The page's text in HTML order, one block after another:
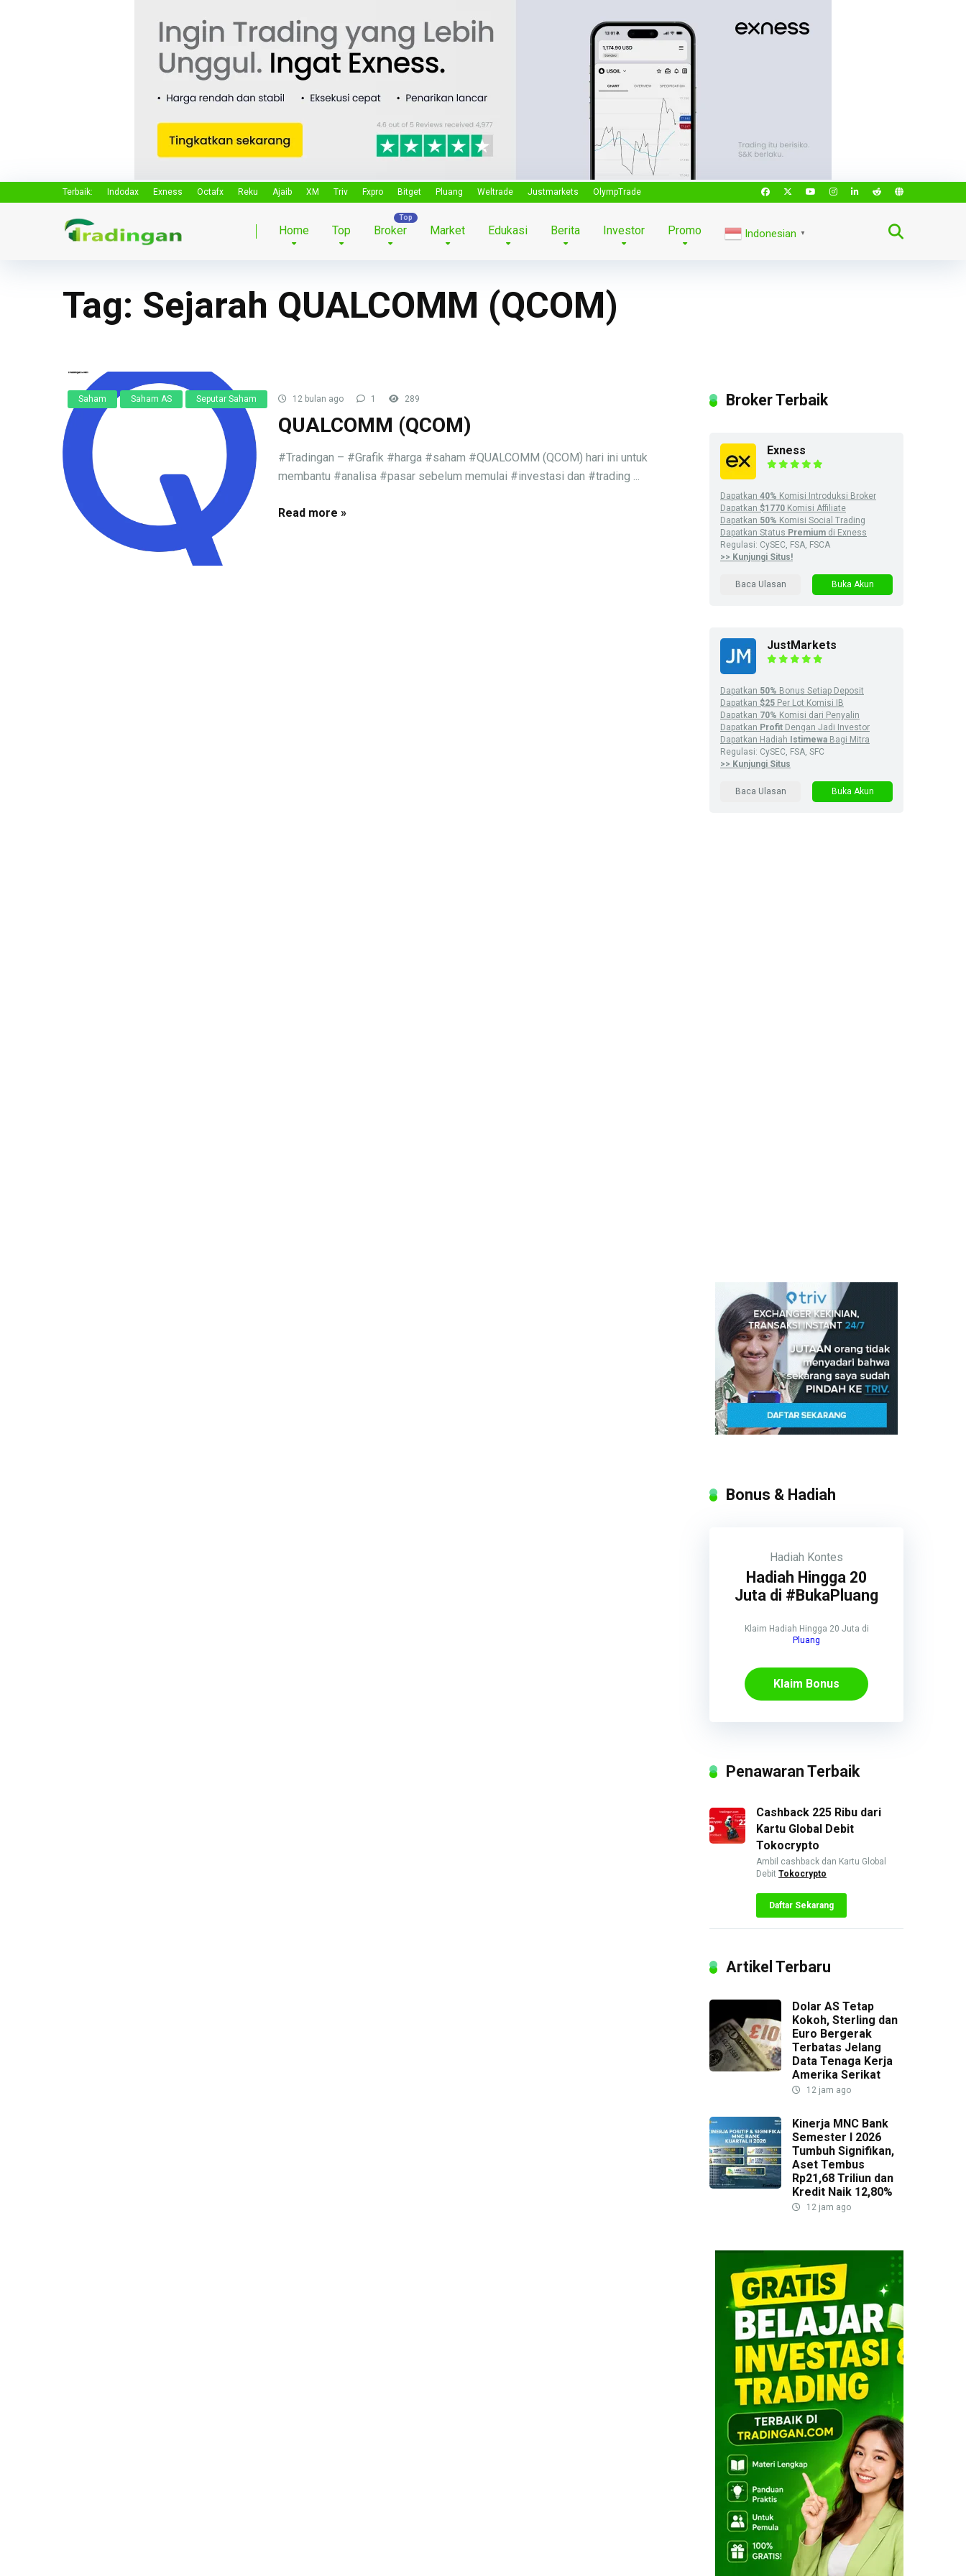
Terbaik: Indodax Exness Octafx Reku Ajaib XM Triv Fxpro Bitget Pluang Weltrade Justmarkets OlympTrade
Home Top Broker Market Edukasi Berita Investor Promo Indonesian ▼
Tag: Sejarah QUALCOMM (QCOM)
Saham Saham AS Seputar Saham 12 bulan ago 1 289
QUALCOMM (QCOM)
#Tradingan – #Grafik #harga #saham #QUALCOMM (QCOM) hari ini untuk
membantu #analisa #pasar sebelum memulai #investasi dan #trading ...
Read more »
Broker Terbaik
Exness
Dapatkan 40% Komisi Introduksi Broker
Dapatkan $1770 Komisi Affiliate
Dapatkan 50% Komisi Social Trading
Dapatkan Status Premium di Exness
Regulasi: CySEC, FSA, FSCA
>> Kunjungi Situs!
Baca Ulasan Buka Akun
JustMarkets
Dapatkan 50% Bonus Setiap Deposit
Dapatkan $25 Per Lot Komisi IB
Dapatkan 70% Komisi dari Penyalin
Dapatkan Profit Dengan Jadi Investor
Dapatkan Hadiah Istimewa Bagi Mitra
Regulasi: CySEC, FSA, SFC
>> Kunjungi Situs
Baca Ulasan Buka Akun
Bonus & Hadiah
Hadiah Kontes
Hadiah Hingga 20
Juta di #BukaPluang
Klaim Hadiah Hingga 20 Juta di
Pluang
Klaim Bonus
Penawaran Terbaik
Cashback 225 Ribu dari
Kartu Global Debit
Tokocrypto
Ambil cashback dan Kartu Global
Debit Tokocrypto
Daftar Sekarang
Artikel Terbaru
Dolar AS Tetap
Kokoh, Sterling dan
Euro Bergerak
Terbatas Jelang
Data Tenaga Kerja
Amerika Serikat
12 jam ago
Kinerja MNC Bank
Semester I 2026
Tumbuh Signifikan,
Aset Tembus
Rp21,68 Triliun dan
Kredit Naik 12,80%
12 jam ago